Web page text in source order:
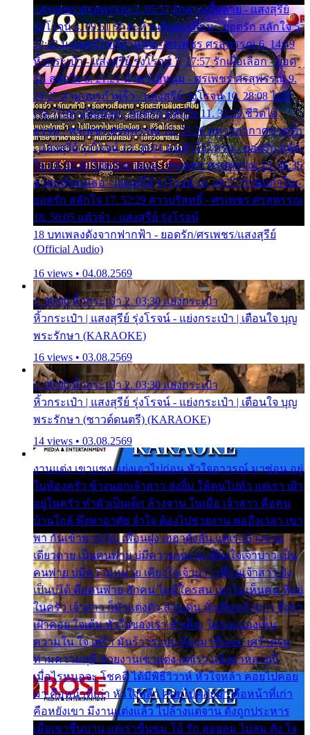
- ศรเพชร ศรสุพรรณ 3. 05:57 รักสาวเสื้อลาย - แสงสุรีย์
รุ่งโรจน์ 4. 09:51 รักสะท้านดินสะเทือน - ยอดรัก สลักใจ 5.
12:23 มอเตอร์ไซค์ทำหล่น - ศรเพชร ศรสุพรรณ 6. 14:49
หิ้วกระเป๋า - แสงสุรีย์ รุ่งโรจน์ 7. 17:57 รักเผื่อเลือก - ยอด
รัก สลักใจ 8. 21:21 น้ำตาไอ้หนุ่ม - ศรเพชร ศรสุพรรณ 9.
24:27 สามเณรกำพร้า - แสงสุรีย์ รุ่งโรจน์ 10. 28:08 ไม่มี
เวลาไปหาเมียน้อย - ยอดรัก สลักใจ 11. 31:29 ชีวิตไอ้
ธรรม - ศรเพชร ศรสุพรรณ 12. 35:26 ทหารอากาศขาดรัก
- แสงสุรีย์ รุ่งโรจน์ 13. 39:01 คนหัวใจโทรม - ยอดรัก สลัก
ใจ 14. 42:49 ไอ้หวังตายแน่ - ศรเพชร ศรสุพรรณ 15. 46:35
ธาตุแท้ของเธอ - แสงสุรีย์ รุ่งโรจน์ 16. 49:57 กำนันกำใน -
ยอดรัก สลักใจ 17. 52:29 สาวบริสุทธิ์ - ศรเพชร ศรสุพรรณ
18. 56:05 แต๋วจ๋า - แสงสุรีย์ รุ่งโรจน์
18 บทเพลงดังจากฟากฟ้า - ยอดรัก/ศรเพชร/แสงสุรีย์
(Official Audio)
16 views • 04.08.2569
1. 00:00 หิ้วกระเป๋า 2. 03:30 แย่งกระเป๋า
หิ้วกระเป๋า | แสงสุรีย์ รุ่งโรจน์ - แย่งกระเป๋า | เตือนใจ บุญ
พระรักษา (KARAOKE)
16 views • 03.08.2569
1. 00:00 หิ้วกระเป๋า 2. 03:30 แย่งกระเป๋า
หิ้วกระเป๋า | แสงสุรีย์ รุ่งโรจน์ - แย่งกระเป๋า | เตือนใจ บุญ
พระรักษา (ซาวด์ดนตรี) (KARAOKE)
14 views • 03.08.2569
งานแต่ง เขาแซง แย่งเอาไปก่อน หัวใจอาวรณ์ มาซ่อน อยู่
ในห้องครัว ข้างนอกเจ้าสาว ส่งยิ้ม ให้คนไปทั่ว แต่เรา เฝ้า
อยู่ในครัว ทำตัวเป็นเด็ก ล้างจาน ในเมื่อ เจ้าสาว คือคน
บ้านใกล้ พึ่งพาอาศัย จำใจ ต้องไปช่วยงาน พอถึงเวลา เขา
พา กันเข้าพาขวัญ เพื่อนฝูง เฮฮาดังลั่น แต่เราล้างจาน
เดียวดาย เป็นคนพ่าย บ่มีความหมาย เคียงใจเจ้าบ่าว เป็น
คนพ่าย บ่มีความหมาย เคียงใจเจ้าบ่าว เพื่อนเจ้าสาว ยัง
เป็นบ่ได้ คือคนพ่าย ฮักคน ไม่มีใครสน เขาไม่เห็นคน ที่อยู่
ในครัว เจ้าสาว ก็มัวแต่งตัว สวยเด่น นั่งเคียงเจ้าบ่าว ที่เขา
เฝ้าคอย ใจเต้น หัวใจของเรา ลำเค็ญ ใครจะมองเห็น
ความใน ใจ เศร้า มันร้าวระบม ต้องมาขื่นขม เศร้าตรม
ท่ามความสุขี ช่วยงานเขาแต่ง แต่เรา แล้งมาหลายปี
เมื่อไรหนอจะ โชคดี ได้มีพิธีวิวาห์ หัวใจหล้า คอยไปคอย
มา คือหน้าที่เก่า หัวใจหล้า คอยไปคอยมา คือหน้าที่เก่า
คือหยังเขา มีงานแต่งแล้ว ไปล้างแต่จาน ดั่งถูกประหาร
เมื่อเขาชื่นบาน แต่เราขื่นขม โอ้ รัก ลอยลม ไม่สม ดัง ใจ